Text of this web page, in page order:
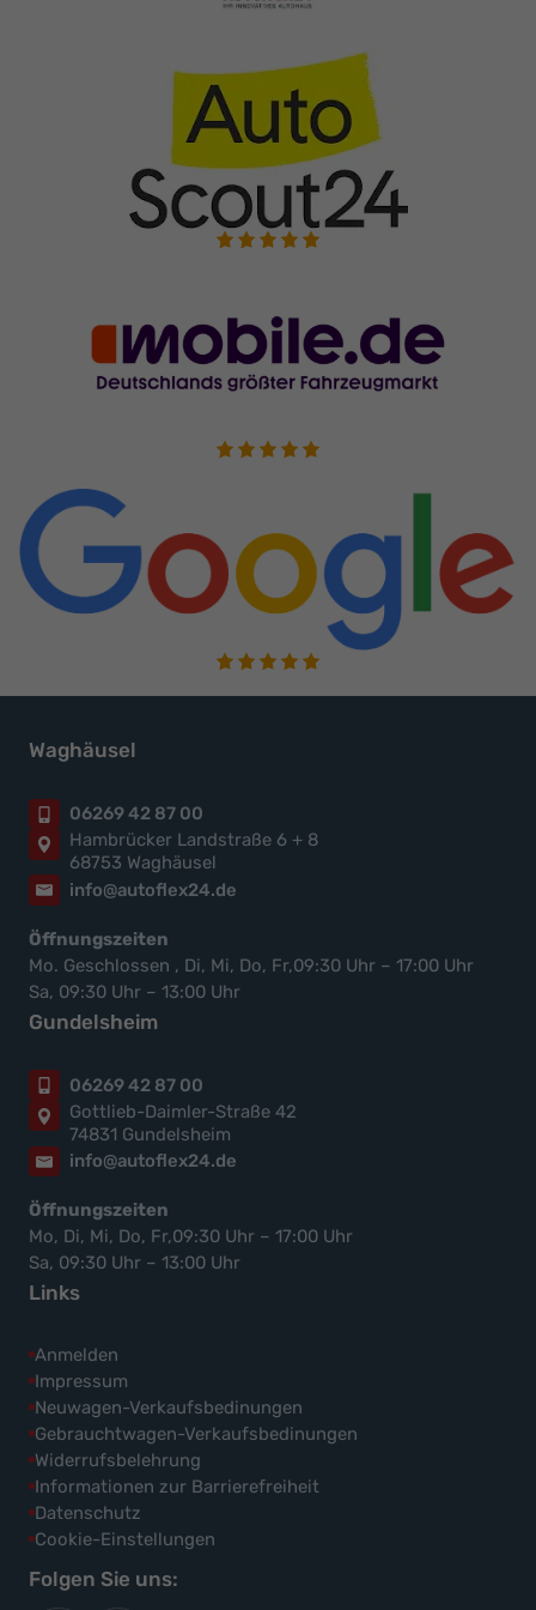
Waghäusel
06269 42 87 00
Hambrücker Landstraße 6 + 8
68753 Waghäusel
info@autoflex24.de
Öffnungszeiten
Mo. Geschlossen , Di, Mi, Do, Fr,09:30 Uhr – 17:00 Uhr
Sa, 09:30 Uhr – 13:00 Uhr
Gundelsheim
06269 42 87 00
Gottlieb-Daimler-Straße 42
74831 Gundelsheim
info@autoflex24.de
Öffnungszeiten
Mo, Di, Mi, Do, Fr,09:30 Uhr – 17:00 Uhr
Sa, 09:30 Uhr – 13:00 Uhr
Links
Anmelden
Impressum
Neuwagen-Verkaufsbedinungen
Gebrauchtwagen-Verkaufsbedinungen
Widerrufsbelehrung
Informationen zur Barrierefreiheit
Datenschutz
Cookie-Einstellungen
Folgen Sie uns: